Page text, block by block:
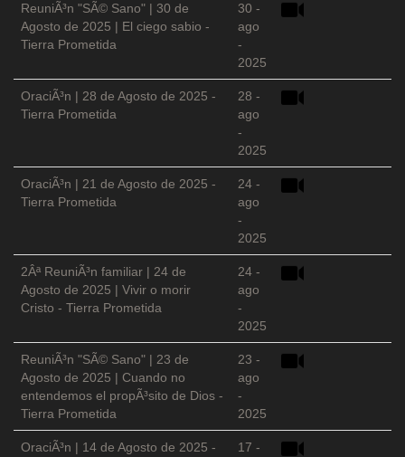
ReuniÃ³n "SÃ© Sano" | 30 de
Agosto de 2025 | El ciego sabio -
Tierra Prometida
30 -
ago
-
2025
OraciÃ³n | 28 de Agosto de 2025 -
Tierra Prometida
28 -
ago
-
2025
OraciÃ³n | 21 de Agosto de 2025 -
Tierra Prometida
24 -
ago
-
2025
2Âª ReuniÃ³n familiar | 24 de
Agosto de 2025 | Vivir o morir
Cristo - Tierra Prometida
24 -
ago
-
2025
ReuniÃ³n "SÃ© Sano" | 23 de
Agosto de 2025 | Cuando no
entendemos el propÃ³sito de Dios -
Tierra Prometida
23 -
ago
-
2025
OraciÃ³n | 14 de Agosto de 2025 -
17 -